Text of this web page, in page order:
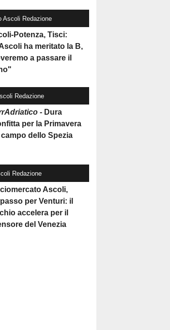
Ascoli Redazione
Potenza, Tisci:
ha meritato la B,
a passare il
Redazione
- Dura
per la Primavera
dello Spezia
Redazione
Ascoli,
per Venturi: il
accelera per il
del Venezia